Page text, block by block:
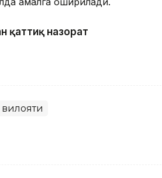
қаттиқ назорат
вилояти